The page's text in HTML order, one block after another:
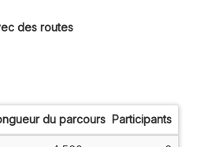
des routes
du parcours Participants